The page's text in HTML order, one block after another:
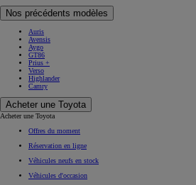
Nos précédents modèles
Auris
Avensis
Aygo
GT86
Prius +
Verso
Highlander
Camry
Acheter une Toyota
Acheter une Toyota
Offres du moment
Réservation en ligne
Véhicules neufs en stock
Véhicules d'occasion